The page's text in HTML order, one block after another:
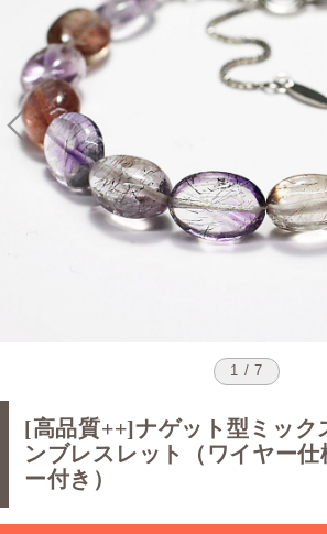
1 / 7
[高品質++]ナゲット型ミック
ンブレスレット（ワイヤー仕
ー付き）